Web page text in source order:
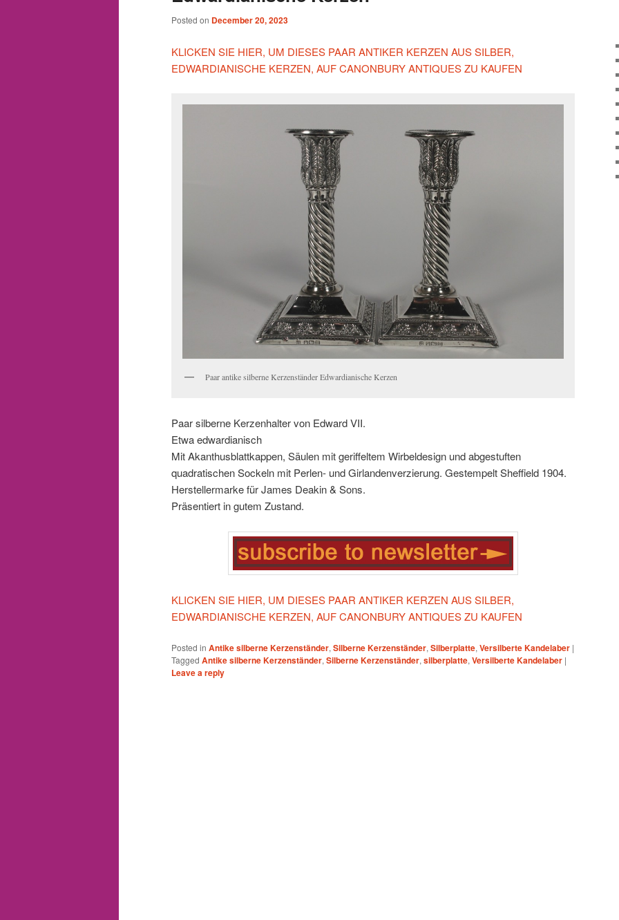
Posted on December 20, 2023
KLICKEN SIE HIER, UM DIESES PAAR ANTIKER KERZEN AUS SILBER,
EDWARDIANISCHE KERZEN, AUF CANONBURY ANTIQUES ZU KAUFEN
Paar antike silberne Kerzenständer Edwardianische Kerzen
Paar silberne Kerzenhalter von Edward VII.
Etwa edwardianisch
Mit Akanthusblattkappen, Säulen mit geriffeltem Wirbeldesign und abgestuften
quadratischen Sockeln mit Perlen- und Girlandenverzierung. Gestempelt Sheffield 1904.
Herstellermarke für James Deakin & Sons.
Präsentiert in gutem Zustand.
KLICKEN SIE HIER, UM DIESES PAAR ANTIKER KERZEN AUS SILBER,
EDWARDIANISCHE KERZEN, AUF CANONBURY ANTIQUES ZU KAUFEN
Posted in Antike silberne Kerzenständer, Silberne Kerzenständer, Silberplatte, Versilberte Kandelaber |
Tagged Antike silberne Kerzenständer, Silberne Kerzenständer, silberplatte, Versilberte Kandelaber |
Leave a reply